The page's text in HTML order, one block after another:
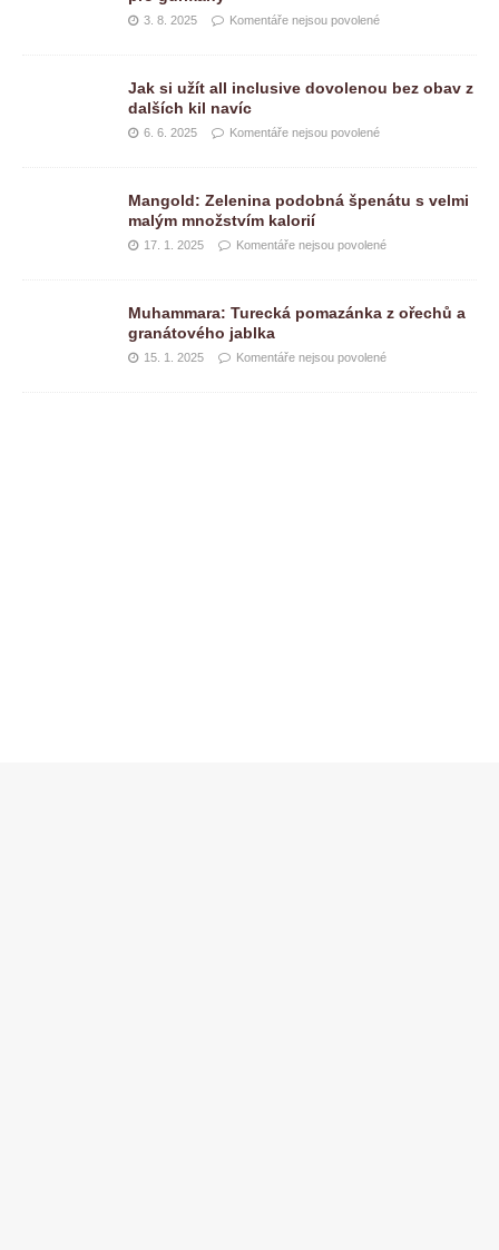
3. 8. 2025 Komentáře nejsou povolené
Jak si užít all inclusive dovolenou bez obav z
dalších kil navíc
6. 6. 2025 Komentáře nejsou povolené
Mangold: Zelenina podobná špenátu s velmi
malým množstvím kalorií
17. 1. 2025 Komentáře nejsou povolené
Muhammara: Turecká pomazánka z ořechů a
granátového jablka
15. 1. 2025 Komentáře nejsou povolené